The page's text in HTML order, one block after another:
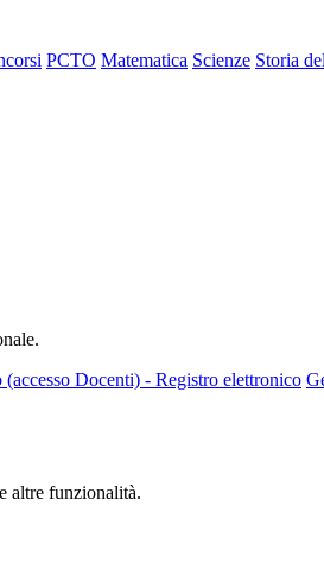
PCTO Matematica Scienze Storia
(accesso Docenti) - Registro elettronico
altre funzionalità.